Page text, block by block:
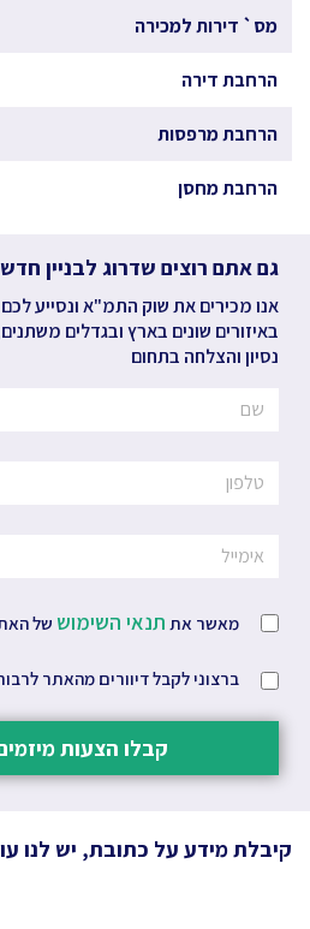
מס` דירות למכירה
הרחבת דירה
הרחבת מרפסות
הרחבת מחסן
גם אתם רוצים שדרוג לבניין
אנו מכירים את שוק התמ"א ונסייע
באיזורים שונים בארץ ובגדלים
נסיון והצלחה בתחום
מאשר את תנאי השימוש של
ברצוני לקבל דיוורים מהאתר
קבלו הצעות
קיבלת מידע על כתובת, יש לנו